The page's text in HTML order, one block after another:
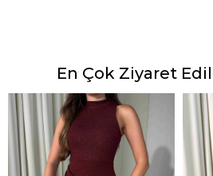
En Çok Ziyaret